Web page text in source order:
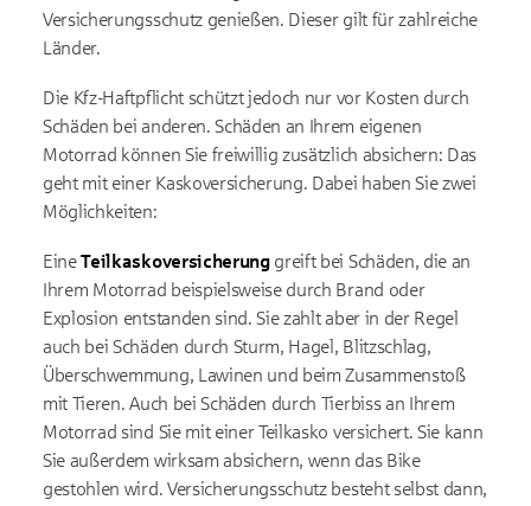
Versicherungsschutz genießen. Dieser gilt für zahlreiche
Länder.
Die Kfz-Haftpflicht schützt jedoch nur vor Kosten durch
Schäden bei anderen. Schäden an Ihrem eigenen
Motorrad können Sie freiwillig zusätzlich absichern: Das
geht mit einer Kaskoversicherung. Dabei haben Sie zwei
Möglichkeiten:
EineTeilkaskoversicherunggreift bei Schäden, die an
Ihrem Motorrad beispielsweise durch Brand oder
Explosion entstanden sind. Sie zahlt aber in der Regel
auch bei Schäden durch Sturm, Hagel, Blitzschlag,
Überschwemmung, Lawinen und beim Zusammenstoß
mit Tieren. Auch bei Schäden durch Tierbiss an Ihrem
Motorrad sind Sie mit einer Teilkasko versichert. Sie kann
Sie außerdem wirksam absichern, wenn das Bike
gestohlen wird. Versicherungsschutz besteht selbst dann,